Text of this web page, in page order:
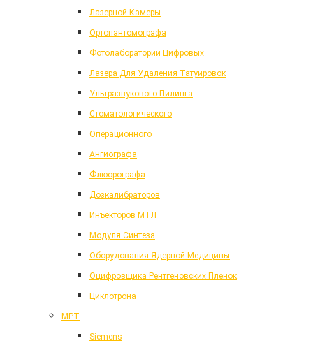
Лазерной Камеры
Ортопантомографа
Фотолабораторий Цифровых
Лазера Для Удаления Татуировок
Ультразвукового Пилинга
Стоматологического
Операционного
Ангиографа
Флюорографа
Дозкалибраторов
Инъекторов МТЛ
Модуля Синтеза
Оборудования Ядерной Медицины
Оцифровщика Рентгеновских Пленок
Циклотрона
МРТ
Siemens